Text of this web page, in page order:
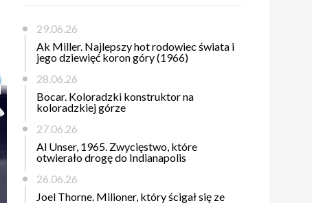
29.06.26
Ak Miller. Najlepszy hot rodowiec świata i
jego dziewięć koron góry (1966)
28.06.26
Bocar. Koloradzki konstruktor na
koloradzkiej górze
27.06.26
Al Unser, 1965. Zwycięstwo, które
otwierało drogę do Indianapolis
26.06.26
Joel Thorne. Milioner, który ścigał się ze